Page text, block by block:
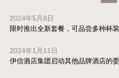
2024年5月8日
限时推出全新套餐，可品尝多种杯装
2024年1月11日
伊信酒店集团启动其他品牌酒店的委